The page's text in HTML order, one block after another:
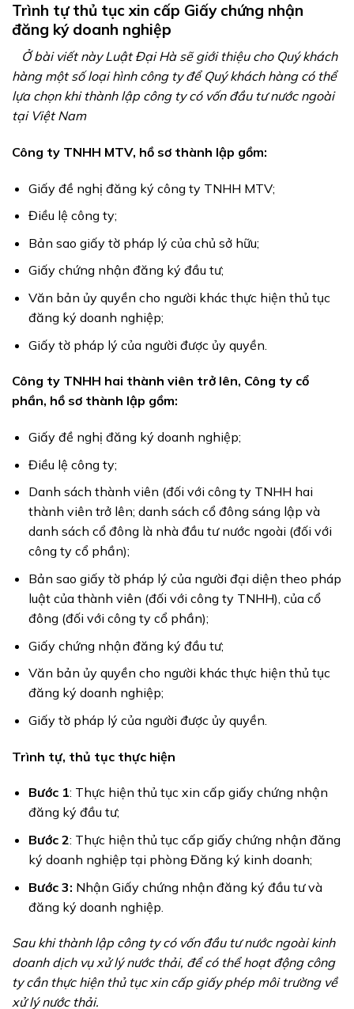
Trình tự thủ tục xin cấp Giấy chứng nhận
đăng ký doanh nghiệp
Ở bài viết này Luật Đại Hà sẽ giới thiệu cho Quý khách
hàng một số loại hình công ty để Quý khách hàng có thể
lựa chọn khi thành lập công ty có vốn đầu tư nước ngoài
tại Việt Nam
Công ty TNHH MTV, hồ sơ thành lập gồm:
Giấy đề nghị đăng ký công ty TNHH MTV;
Điều lệ công ty;
Bản sao giấy tờ pháp lý của chủ sở hữu;
Giấy chứng nhận đăng ký đầu tư;
Văn bản ủy quyền cho người khác thực hiện thủ tục
đăng ký doanh nghiệp;
Giấy tờ pháp lý của người được ủy quyền.
Công ty TNHH hai thành viên trở lên, Công ty cổ
phần, hồ sơ thành lập gồm:
Giấy đề nghị đăng ký doanh nghiệp;
Điều lệ công ty;
Danh sách thành viên (đối với công ty TNHH hai
thành viên trở lên; danh sách cổ đông sáng lập và
danh sách cổ đông là nhà đầu tư nước ngoài (đối với
công ty cổ phần);
Bản sao giấy tờ pháp lý của người đại diện theo pháp
luật của thành viên (đối với công ty TNHH), của cổ
đông (đối với công ty cổ phần);
Giấy chứng nhận đăng ký đầu tư;
Văn bản ủy quyền cho người khác thực hiện thủ tục
đăng ký doanh nghiệp;
Giấy tờ pháp lý của người được ủy quyền.
Trình tự, thủ tục thực hiện
Bước 1: Thực hiện thủ tục xin cấp giấy chứng nhận
đăng ký đầu tư;
Bước 2: Thực hiện thủ tục cấp giấy chứng nhận đăng
ký doanh nghiệp tại phòng Đăng ký kinh doanh;
Bước 3: Nhận Giấy chứng nhận đăng ký đầu tư và
đăng ký doanh nghiệp.
Sau khi thành lập công ty có vốn đầu tư nước ngoài kinh
doanh dịch vụ xử lý nước thải, để có thể hoạt động công
ty cần thực hiện thủ tục xin cấp giấy phép môi trường về
xử lý nước thải.